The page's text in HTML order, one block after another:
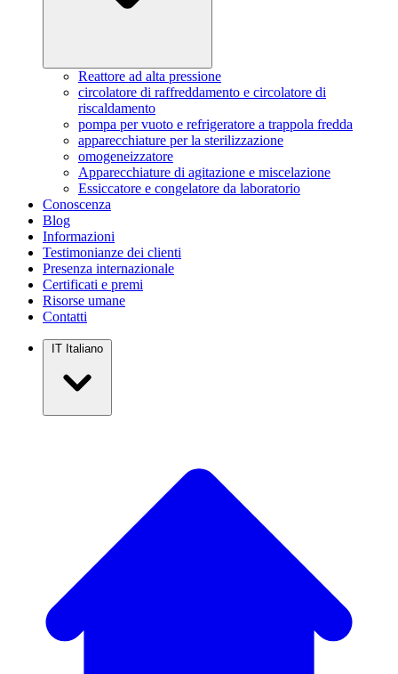
Reattore ad alta pressione
circolatore di raffreddamento e circolatore di
riscaldamento
pompa per vuoto e refrigeratore a trappola fredda
apparecchiature per la sterilizzazione
omogeneizzatore
Apparecchiature di agitazione e miscelazione
Essiccatore e congelatore da laboratorio
Conoscenza
Blog
Informazioni
Testimonianze dei clienti
Presenza internazionale
Certificati e premi
Risorse umane
Contatti
IT Italiano